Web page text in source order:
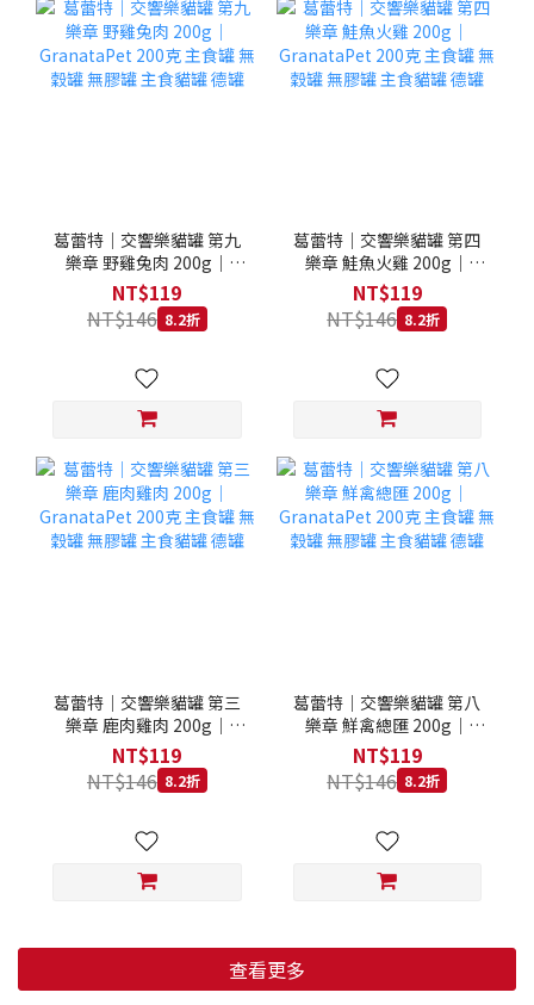
葛蕾特｜交響樂貓罐 第九
樂章 野雞兔肉 200g｜
GranataPet 200克 主食罐
無穀罐 無膠罐 主食貓罐 德
罐
NT$119
NT$146 8.2折
葛蕾特｜交響樂貓罐 第四
樂章 鮭魚火雞 200g｜
GranataPet 200克 主食罐
無穀罐 無膠罐 主食貓罐 德
罐
NT$119
NT$146 8.2折
葛蕾特｜交響樂貓罐 第三
樂章 鹿肉雞肉 200g｜
GranataPet 200克 主食罐
無穀罐 無膠罐 主食貓罐 德
罐
NT$119
NT$146 8.2折
葛蕾特｜交響樂貓罐 第八
樂章 鮮禽總匯 200g｜
GranataPet 200克 主食罐
無穀罐 無膠罐 主食貓罐 德
罐
NT$119
NT$146 8.2折
查看更多